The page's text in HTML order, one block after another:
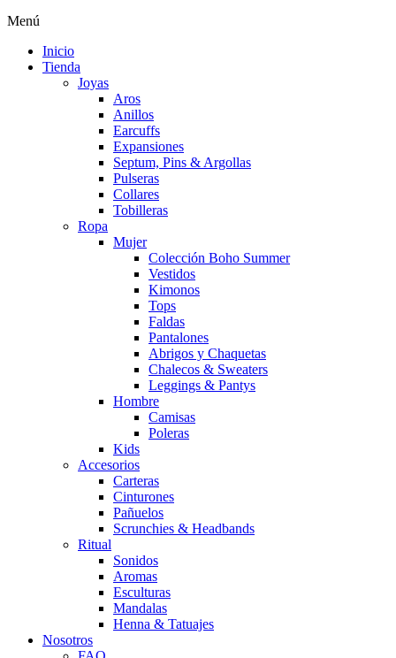
Menú
Inicio
Tienda
Joyas
Aros
Anillos
Earcuffs
Expansiones
Septum, Pins & Argollas
Pulseras
Collares
Tobilleras
Ropa
Mujer
Colección Boho Summer
Vestidos
Kimonos
Tops
Faldas
Pantalones
Abrigos y Chaquetas
Chalecos & Sweaters
Leggings & Pantys
Hombre
Camisas
Poleras
Kids
Accesorios
Carteras
Cinturones
Pañuelos
Scrunchies & Headbands
Ritual
Sonidos
Aromas
Esculturas
Mandalas
Henna & Tatuajes
Nosotros